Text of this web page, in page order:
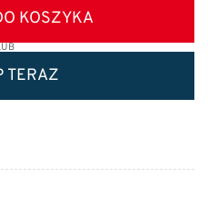
KOSZYKA
TERAZ